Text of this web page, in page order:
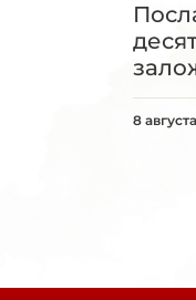
8